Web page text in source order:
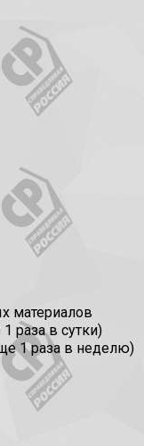
материалов
раза в сутки)
1 раза в неделю)